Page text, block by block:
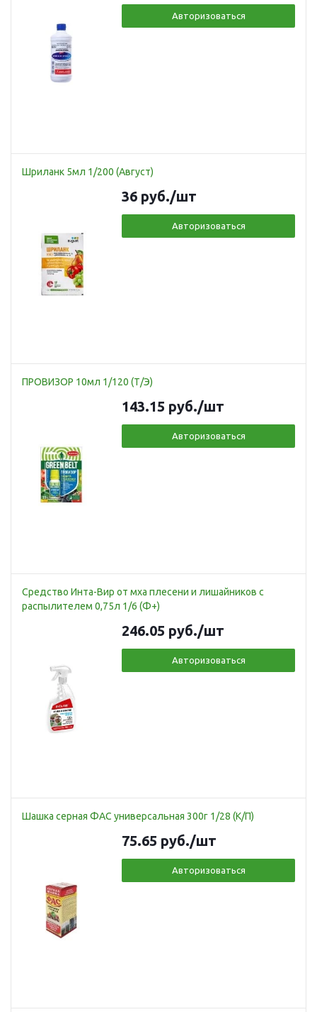
Авторизоваться
Шриланк 5мл 1/200 (Август)
36 руб./шт
Авторизоваться
ПРОВИЗОР 10мл 1/120 (Т/Э)
143.15 руб./шт
Авторизоваться
Средство Инта-Вир от мха плесени и лишайников с
распылителем 0,75л 1/6 (Ф+)
246.05 руб./шт
Авторизоваться
Шашка серная ФАС универсальная 300г 1/28 (К/П)
75.65 руб./шт
Авторизоваться